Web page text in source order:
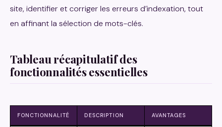
site, identifier et corriger les erreurs d’indexation, tout
en affinant la sélection de mots-clés.
Tableau récapitulatif des
fonctionnalités essentielles
FONCTIONNALITÉ DESCRIPTION AVANTAGES